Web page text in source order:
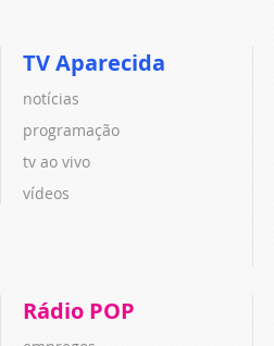
TV Aparecida
notícias
programação
tv ao vivo
vídeos
Rádio POP